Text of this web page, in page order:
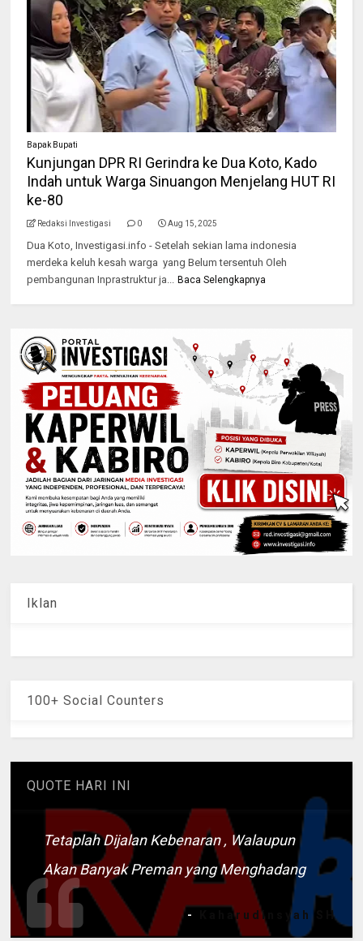
Bapak Bupati
Kunjungan DPR RI Gerindra ke Dua Koto, Kado
Indah untuk Warga Sinuangon Menjelang HUT RI
ke-80
Redaksi Investigasi 0 Aug 15, 2025
Dua Koto, Investigasi.info - Setelah sekian lama indonesia
merdeka keluh kesah warga yang Belum tersentuh Oleh
pembangunan Inprastruktur ja...
Baca Selengkapnya
Iklan
100+ Social Counters
QUOTE HARI INI
Tetaplah Dijalan Kebenaran , Walaupun
Akan Banyak Preman yang Menghadang
- Kaharudinsyah SH